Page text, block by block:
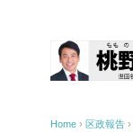
Home › 区政報告 ›